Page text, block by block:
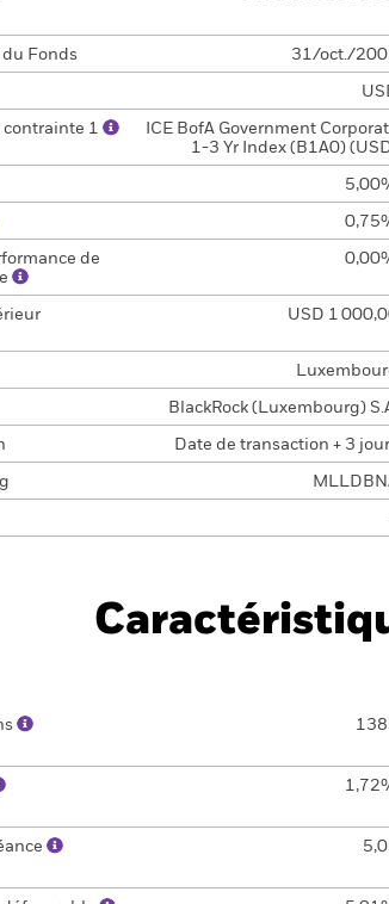
Fonds 31/oct./
contrainte 1
ICE BofA Government
1-3 Yr Index (B1A0)
de
USD 1
BlackRock (Luxembourg)
Date de transaction + 3